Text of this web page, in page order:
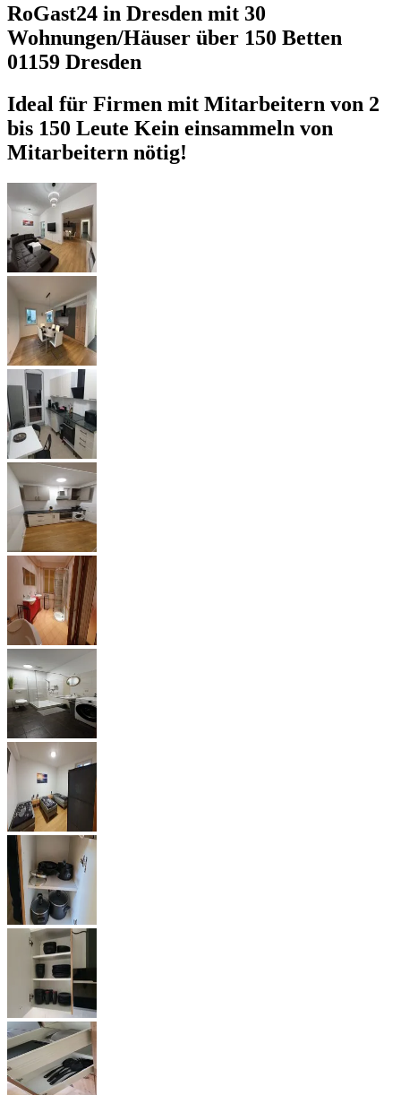
RoGast24 in Dresden mit 30
Wohnungen/Häuser über 150 Betten
01159 Dresden
Ideal für Firmen mit Mitarbeitern von 2
bis 150 Leute Kein einsammeln von
Mitarbeitern nötig!